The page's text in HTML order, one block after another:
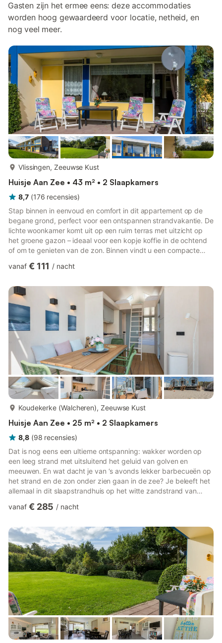
Gasten zijn het ermee eens: deze accommodaties
worden hoog gewaardeerd voor locatie, netheid, en
nog veel meer.
Vlissingen, Zeeuwse Kust
Huisje Aan Zee • 43 m² • 2 Slaapkamers
8,7 (176 recensies)
Stap binnen in eenvoud en comfort in dit appartement op de
begane grond, perfect voor een ontspannen strandvakantie. De
lichte woonkamer komt uit op een ruim terras met uitzicht op
het groene gazon – ideaal voor een kopje koffie in de ochtend
of om te genieten van de zon. Binnen vindt u een compacte
magnetron, Senseo-apparaat en waterkoker. Het appartement
slaapkamer met tweepersoonsbed en een leuke kamer met
stapelbed. De moderne badkamer is voorzien van een
inloopdouche, wastaf...
vanaf € 111 / nacht
Koudekerke (Walcheren), Zeeuwse Kust
Huisje Aan Zee • 25 m² • 2 Slaapkamers
8,8 (98 recensies)
Dat is nog eens een ultieme ontspanning: wakker worden op
een leeg strand met uitsluitend het geluid van golven en
meeuwen. En wat dacht je van ‘s avonds lekker barbecueën op
het strand en de zon onder zien gaan in de zee? Je beleeft het
allemaal in dit slaapstrandhuis op het witte zandstrand van
strandhuis geschikt voor 2 volwassenen en 3 kinderen heeft
heel ruimtelijk gevoel. Het gevoel wordt nog eens extra
benadrukt door de grote glazen pui aan de voorkant die t...
vanaf € 285 / nacht